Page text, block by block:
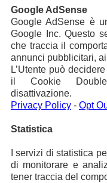
Google AdSense
Google AdSense è
Google Inc. Questo
che traccia il
annunci pubblicitari,
L’Utente può
il Cookie
disattivazione.
Privacy Policy- Opt
Statistica
I servizi di statistica
di monitorare e
tener traccia del